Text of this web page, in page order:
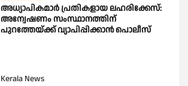
അധ്യാപികമാര്‍ പ്രതികളായ ലഹരിക്കേസ്:
അന്വേഷണം സംസ്ഥാനത്തിന്
പുറത്തേയ്ക്ക് വ്യാപിപ്പിക്കാന്‍ പൊലീസ്
Kerala News